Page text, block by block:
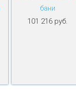
бани
101 216 руб.